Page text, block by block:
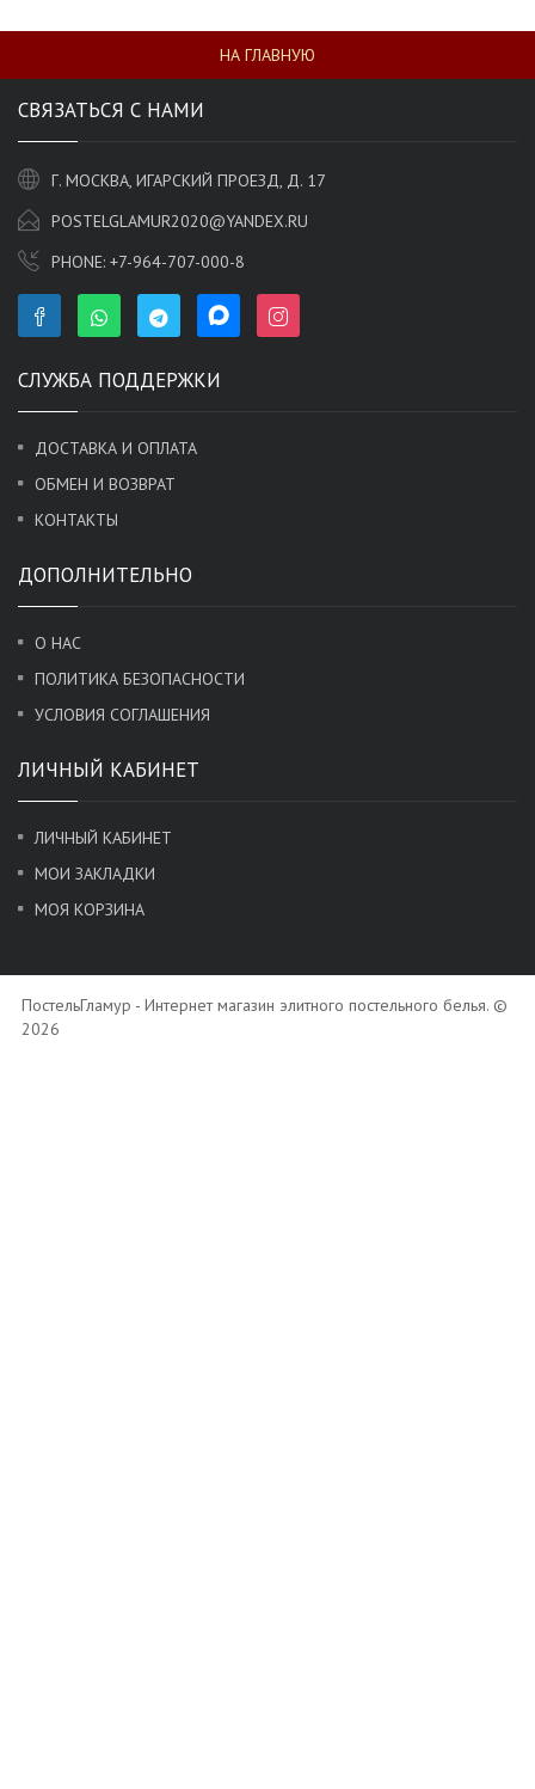
НА ГЛАВНУЮ
СВЯЗАТЬСЯ С НАМИ
Г. МОСКВА, ИГАРСКИЙ ПРОЕЗД, Д. 17
POSTELGLAMUR2020@YANDEX.RU
PHONE: +7-964-707-000-8
СЛУЖБА ПОДДЕРЖКИ
ДОСТАВКА И ОПЛАТА
ОБМЕН И ВОЗВРАТ
КОНТАКТЫ
ДОПОЛНИТЕЛЬНО
О НАС
ПОЛИТИКА БЕЗОПАСНОСТИ
УСЛОВИЯ СОГЛАШЕНИЯ
ЛИЧНЫЙ КАБИНЕТ
ЛИЧНЫЙ КАБИНЕТ
МОИ ЗАКЛАДКИ
МОЯ КОРЗИНА
ПостельГламур - Интернет магазин элитного постельного белья. ©
2026